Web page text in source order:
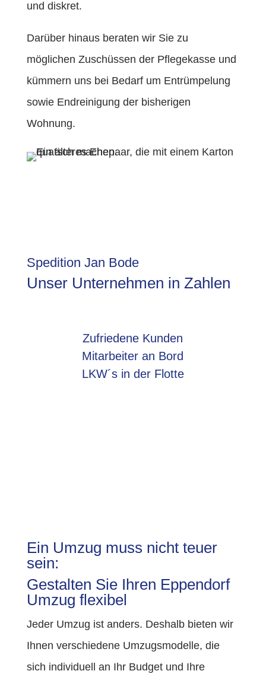
und diskret.
Darüber hinaus beraten wir Sie zu
möglichen Zuschüssen der Pflegekasse und
kümmern uns bei Bedarf um Entrümpelung
sowie Endreinigung der bisherigen
Wohnung.
Spedition Jan Bode
Unser Unternehmen in Zahlen
Zufriedene Kunden
Mitarbeiter an Bord
LKW´s in der Flotte
Ein Umzug muss nicht teuer
sein:
Gestalten Sie Ihren Eppendorf
Umzug flexibel
Jeder Umzug ist anders. Deshalb bieten wir
Ihnen verschiedene Umzugsmodelle, die
sich individuell an Ihr Budget und Ihre